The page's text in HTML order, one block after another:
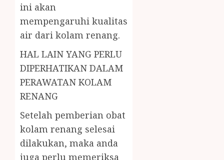
ini akan
mempengaruhi kualitas
air dari kolam renang.
HAL LAIN YANG PERLU
DIPERHATIKAN DALAM
PERAWATAN KOLAM
RENANG
Setelah pemberian obat
kolam renang selesai
dilakukan, maka anda
juga perlu memeriksa